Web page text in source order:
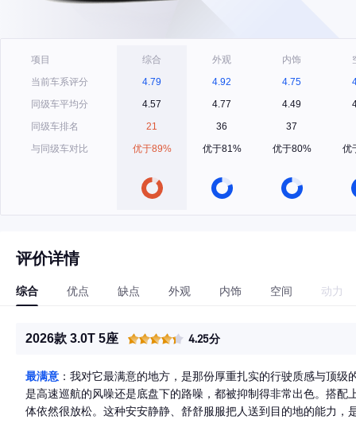
项目
当前车系评分
同级车平均分
同级车排名
与同级车对比
综合
4.79
4.57
21
优于89%
外观
4.92
4.77
36
优于81%
内饰
4.75
4.49
37
优于80%
优
评价详情
综合 优点 缺点 外观 内饰 空间 动力
2026款 3.0T 5座 4.25分
最满意 ：我对它最满意的地方，是那份厚重扎实的行驶质感与顶
是高速巡航的风噪还是底盘下的路噪，都被抑制得非常出色。搭配
体依然很放松。这种安安静静、舒舒服服把人送到目的地的能力，